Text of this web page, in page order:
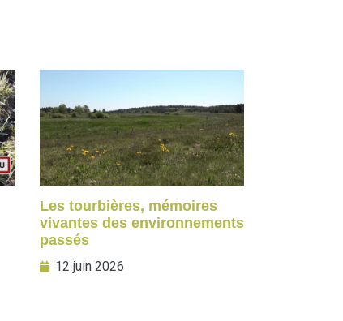
Les tourbières, mémoires
vivantes des environnements
passés
12 juin 2026